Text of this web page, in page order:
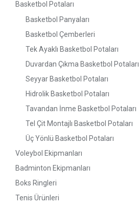
Basketbol Potaları
Basketbol Panyaları
Basketbol Çemberleri
Tek Ayaklı Basketbol Potaları
Duvardan Çıkma Basketbol Potaları
Seyyar Basketbol Potaları
Hidrolik Basketbol Potaları
Tavandan İnme Basketbol Potaları
Tel Çit Montajlı Basketbol Potaları
Üç Yönlü Basketbol Potaları
Voleybol Ekipmanları
Badminton Ekipmanları
Boks Ringleri
Tenis Ürünleri